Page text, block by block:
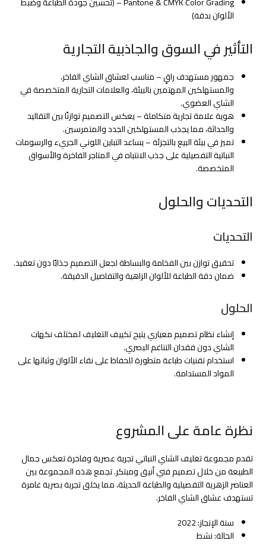
الألوان بدقة)
التأثير في السوق والجاذبية التجارية
جمهور مستهدف راقٍ – مناسب لعشاق الشاي الفاخر،
والمستهلكين المهتمين بالبيئة، والعلامات التجارية المتخصصة في
الشاي العضوي.
هوية علامة تجارية متكاملة – يعكس التصميم توازنًا بين التقاليد
والحداثة، مما يجذب المستهلكين الجدد والمتمرسين.
تميز في بيئة البيع بالتجزئة – يساعد التباين اللوني الجريء والرسومات
النباتية التفصيلية على جذب الانتباه في المتاجر الفاخرة والأسواق
المتخصصة.
التحديات والحلول
التحديات
تحقيق توازن بين الفخامة والبساطة لجعل التصميم جذابًا دون تعقيد.
ضمان دقة الطباعة للألوان الزاهية والتفاصيل الدقيقة.
الحلول
إنشاء نظام تصميم معياري يتيح تكييف التغليف لمختلف نكهات
الشاي دون فقدان التناغم البصري.
استخدام تقنيات طباعة متطورة للحفاظ على نقاء الألوان وثباتها على
المواد المستدامة.
نظرة عامة على المشروع
تقدم مجموعة تغليف الشاي النباتي تجربة عصرية وفاخرة تعكس جمال
الطبيعة من خلال تصميم فني أنيق ومبتكر. تجمع هذه المجموعة بين
العناصر الزهرية التفصيلية والطباعة الحديثة، مما يخلق تجربة بصرية غامرة
تستهدف عشاق الشاي الفاخر.
سنة الإنجاز: 2022
الحالة: نشط